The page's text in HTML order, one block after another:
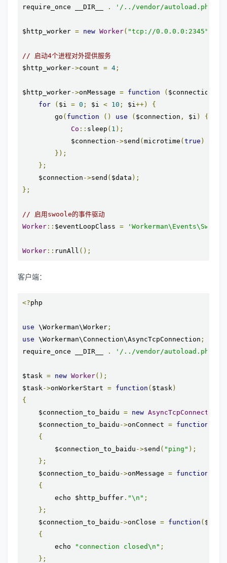
require_once __DIR__ . '/../vendor/autoload.php'
$http_worker = new Worker( "tcp://0.0.0.0:2345"
// 启动4个进程对外提供服务
$http_worker->count = 4 ;
$http_worker->onMessage = function ( $connection
for
( $i = 0 ; $i < 10 ; $i++)
{
        go
( function () use ( $connection , $i )
{
Co :: sleep ( 1 );
            $connection
->send ( microtime ( true )
});
};
    $connection
->send ( $data );
};
// 启用swoole的事件驱动
Worker :: $eventLoopClass =
Worker :: runAll ();
客户端：
<?php
use \Workerman\Worker ;
use \Workerman\Connection\AsyncTcpConnection ;
require_once __DIR__
. '/../vendor/autoload.php'
$task = new Worker();
$task ->onWorkerStart = function ( $task )
{
    $connection_to_baidu
= new AsyncTcpConnection
    $connection_to_baidu
->onConnect = function
{
        $connection_to_baidu
->send ( "ping" );
};
    $connection_to_baidu
->onMessage = function
{
        echo $http_buffer
. "\n" ;
};
    $connection_to_baidu
->onClose = function (
{
        echo
"connection closed\n" ;
};